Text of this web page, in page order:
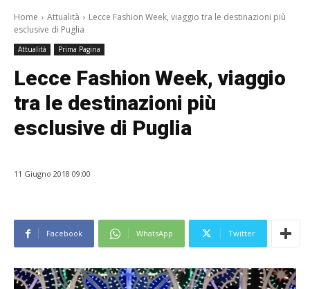
Home Attualità
Lecce Fashion Week, viaggio tra le destinazioni più
esclusive di Puglia
Attualità Prima Pagina
Lecce Fashion Week, viaggio
tra le destinazioni più
esclusive di Puglia
11 Giugno 2018 09:00
Facebook WhatsApp Twitter